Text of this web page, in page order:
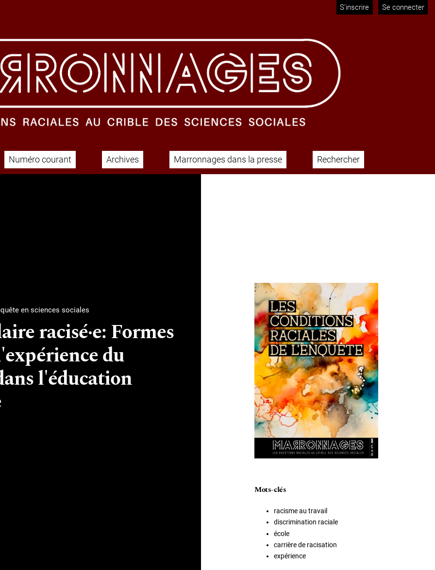
S'inscrire Se connecter
Numéro courant Archives Marronnages dans la presse Rechercher
en sciences sociales
racisé·e: Formes
du
l'éducation
Image de couverture
Mots-clés
racisme au travail
discrimination raciale
école
carrière de racisation
expérience